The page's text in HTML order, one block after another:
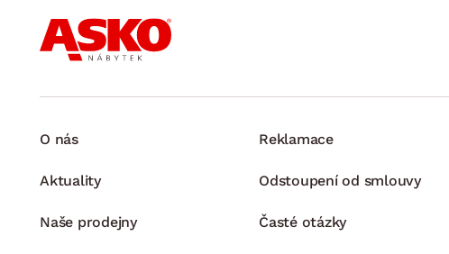
O nás
Aktuality
Naše prodejny
Reklamace
Odstoupení od smlouvy
Časté otázky